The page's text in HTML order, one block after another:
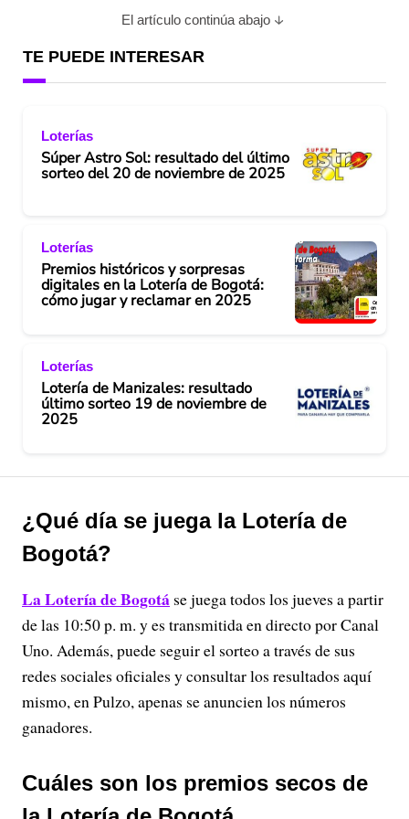
a
d
o
El artículo continúa abajo
TE PUEDE INTERESAR
Loterías
Súper Astro Sol: resultado del último
sorteo del 20 de noviembre de 2025
Loterías
Premios históricos y sorpresas
digitales en la Lotería de Bogotá:
cómo jugar y reclamar en 2025
Loterías
Lotería de Manizales: resultado
último sorteo 19 de noviembre de
2025
¿Qué día se juega la Lotería de
Bogotá?
La Lotería de Bogotá se juega todos los jueves a partir
de las 10:50 p. m. y es transmitida en directo por Canal
Uno. Además, puede seguir el sorteo a través de sus
redes sociales oficiales y consultar los resultados aquí
mismo, en Pulzo, apenas se anuncien los números
ganadores.
Cuáles son los premios secos de